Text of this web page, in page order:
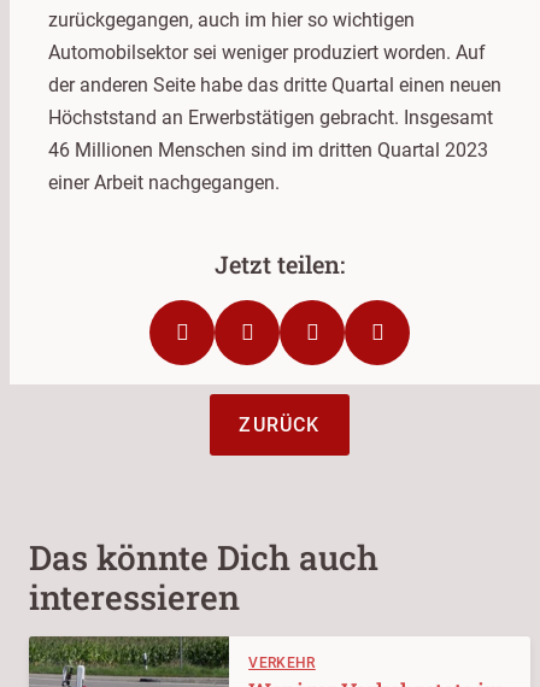
zurückgegangen, auch im hier so wichtigen
Automobilsektor sei weniger produziert worden. Auf
der anderen Seite habe das dritte Quartal einen neuen
Höchststand an Erwerbstätigen gebracht. Insgesamt
46 Millionen Menschen sind im dritten Quartal 2023
einer Arbeit nachgegangen.
ZURÜCK
Das könnte Dich auch
interessieren
VERKEHR